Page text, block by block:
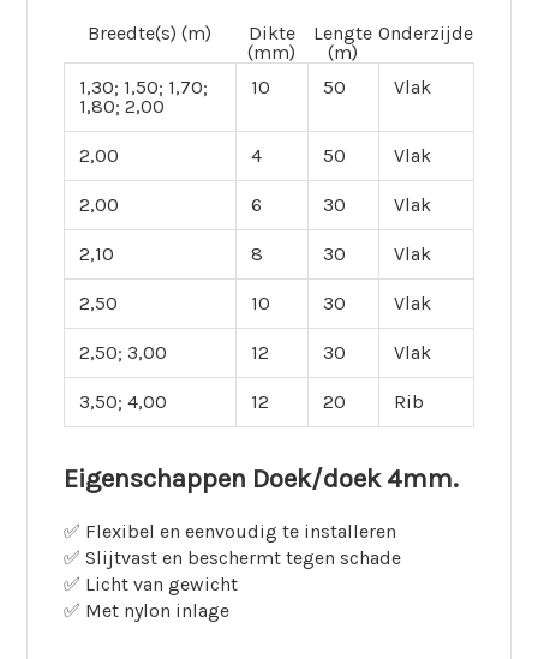
Breedte(s) (m)
Dikte
(mm)
Lengte
(m)
Onderzijde
1,30; 1,50; 1,70;
1,80; 2,00
10 50 Vlak
2,00 4 50 Vlak
2,00 6 30 Vlak
2,10 8 30 Vlak
2,50 10 30 Vlak
2,50; 3,00 12 30 Vlak
3,50; 4,00 12 20 Rib
Eigenschappen Doek/doek 4mm.
✅ Flexibel en eenvoudig te installeren
✅ Slijtvast en beschermt tegen schade
✅ Licht van gewicht
✅ Met nylon inlage